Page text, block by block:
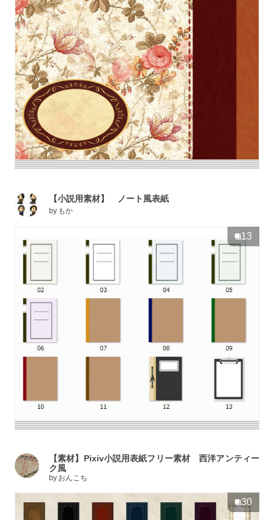
【小説用素材】 ノート風表紙
by もか
13
【素材】Pixiv小説用表紙フリー素材 西洋アンティー
ク風
by おんこち
30